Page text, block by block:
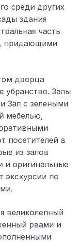
среди других
здания
часть
придающими
дворца
убранство. Залы
Зал с зелеными
мебелью,
посетителей в
из залов
и оригинальные
экскурсии по
великолепный
рвами и